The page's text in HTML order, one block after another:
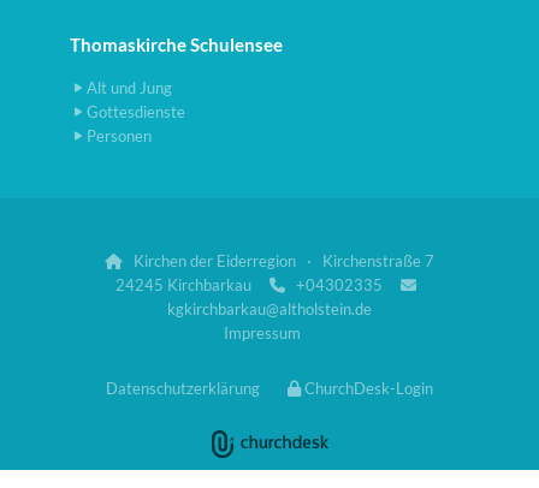
Thomaskirche Schulensee
Alt und Jung
Gottesdienste
Personen

Kirchen der Eiderregion · Kirchenstraße 7
24245 Kirchbarkau
 +04302335 
kgkirchbarkau@altholstein.de
Impressum
Datenschutzerklärung ChurchDesk-Login